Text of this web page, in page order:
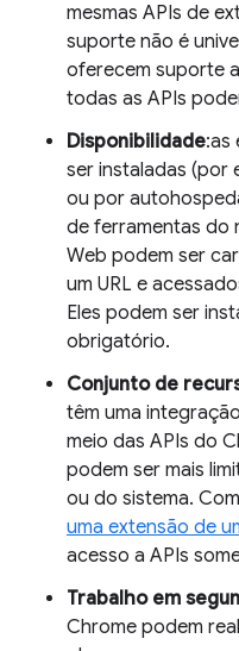
mesmas APIs de
suporte não é
oferecem suporte
todas as APIs
Disponibilidade:as
ser instaladas (por
ou por
de ferramentas do
Web podem ser
um URL e
Eles podem ser
obrigatório.
Conjunto de
têm uma
meio das APIs do
podem ser mais
ou do sistema.
uma extensão de
acesso a APIs
Trabalho em
Chrome podem